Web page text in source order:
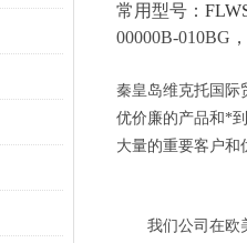
常用型号：
00000B-010BG ，
秦皇岛维克托国际
优价廉的产品和*
大量的重要客户和
我们公司在欧